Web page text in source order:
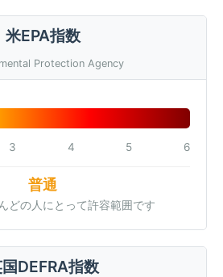
米EPA指数
Protection Agency
3 4 5 6
普通
どの人にとって許容範囲です
DEFRA指数